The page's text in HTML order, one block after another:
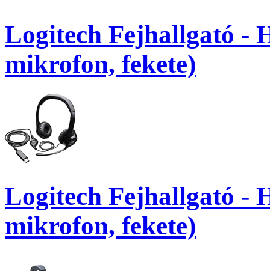
Logitech Fejhallgató -
mikrofon, fekete)
Logitech Fejhallgató -
mikrofon, fekete)